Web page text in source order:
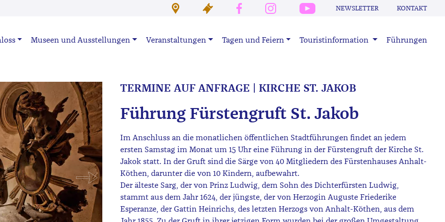
NEWSLETTER KONTAKT
Museen und Ausstellungen Veranstaltungen Tagen und Feiern Touristinformation Führungen
TERMINE AUF ANFRAGE | KIRCHE ST. JAKOB
Führung Fürstengruft St. Jakob
Im Anschluss an die monatlichen öffentlichen Stadtführungen findet an jedem
ersten Samstag im Monat um 15 Uhr eine Führung in der Fürstengruft der Kirche St.
Jakok statt. In der Gruft sind die Särge von 40 Mitgliedern des Fürstenhauses Anhalt-
Köthen, darunter die von 10 Kindern, aufbewahrt.
Der älteste Sarg, der von Prinz Ludwig, dem Sohn des Dichterfürsten Ludwig,
stammt aus dem Jahr 1624, der jüngste, der von Herzogin Auguste Friederike
Esperanze, der Gattin Heinrichs, des letzten Herzogs von Anhalt-Köthen, aus dem